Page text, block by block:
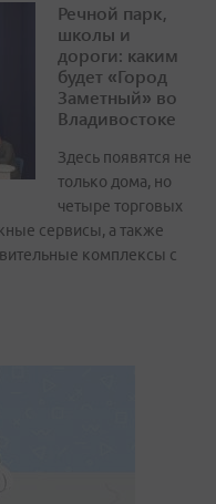
Речной парк,
школы и
дороги: каким
будет «Город
Заметный» во
Владивостоке
Здесь появятся не
только дома, но
четыре торговых
сервисы, а также
комплексы с